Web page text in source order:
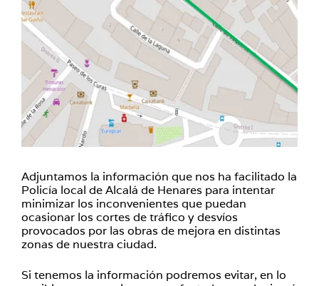
Adjuntamos la información que nos ha facilitado la
Policía local de Alcalá de Henares para intentar
minimizar los inconvenientes que puedan
ocasionar los cortes de tráfico y desvíos
provocados por las obras de mejora en distintas
zonas de nuestra ciudad.
Si tenemos la información podremos evitar, en lo